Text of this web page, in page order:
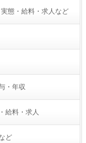
態・給料・求人など
・年収
給料・求人
ど